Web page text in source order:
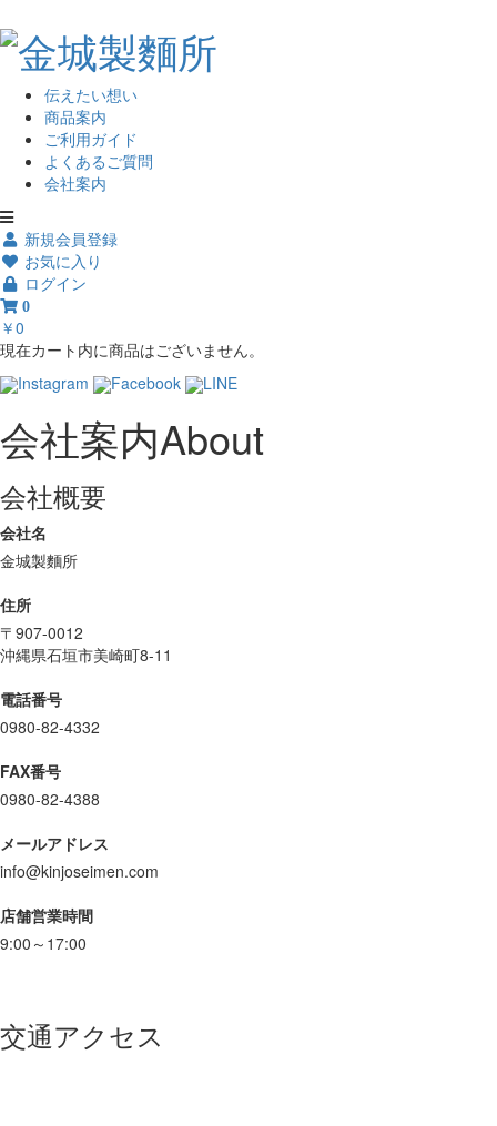
伝えたい想い
商品案内
ご利用ガイド
よくあるご質問
会社案内
新規会員登録
お気に入り
ログイン
0
￥0
現在カート内に商品はございません。
Instagram
Facebook LINE
会社案内About
会社概要
会社名
金城製麵所
住所
〒907-0012
沖縄県石垣市美崎町8-11
電話番号
0980-82-4332
FAX番号
0980-82-4388
メールアドレス
info@kinjoseimen.com
店舗営業時間
9:00～17:00
交通アクセス